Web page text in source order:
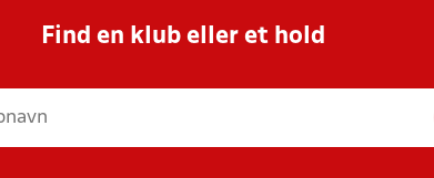
Find en klub eller et hold